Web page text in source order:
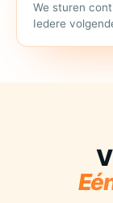
We sturen
Iedere